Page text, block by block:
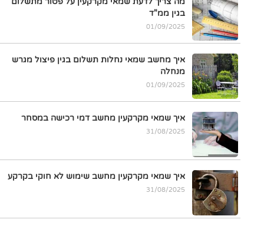
בגין ממ"ד
01/09/2025
איך מחשב שמאי נחלות תשלום בגין פיצול מגרש
מנחלה
01/09/2025
איך שמאי מקרקעין מחשב דמי רכישה במסחר
31/08/2025
איך שמאי מקרקעין מחשב שימוש לא חוקי בקרקע
31/08/2025